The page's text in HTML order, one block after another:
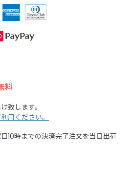
料
致します。
用ください。
10時までの決済完了注文を当日出荷